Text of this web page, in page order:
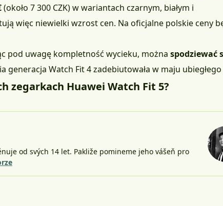
(około 7 300 CZK) w wariantach czarnym, białym i
więc niewielki wzrost cen. Na oficjalne polskie ceny
pod uwagę kompletność wycieku, można spodziewać
generacja Watch Fit 4 zadebiutowała w maju
zegarkach Huawei Watch Fit 5?
od svých 14 let. Pakliže pomineme jeho vášeň pro